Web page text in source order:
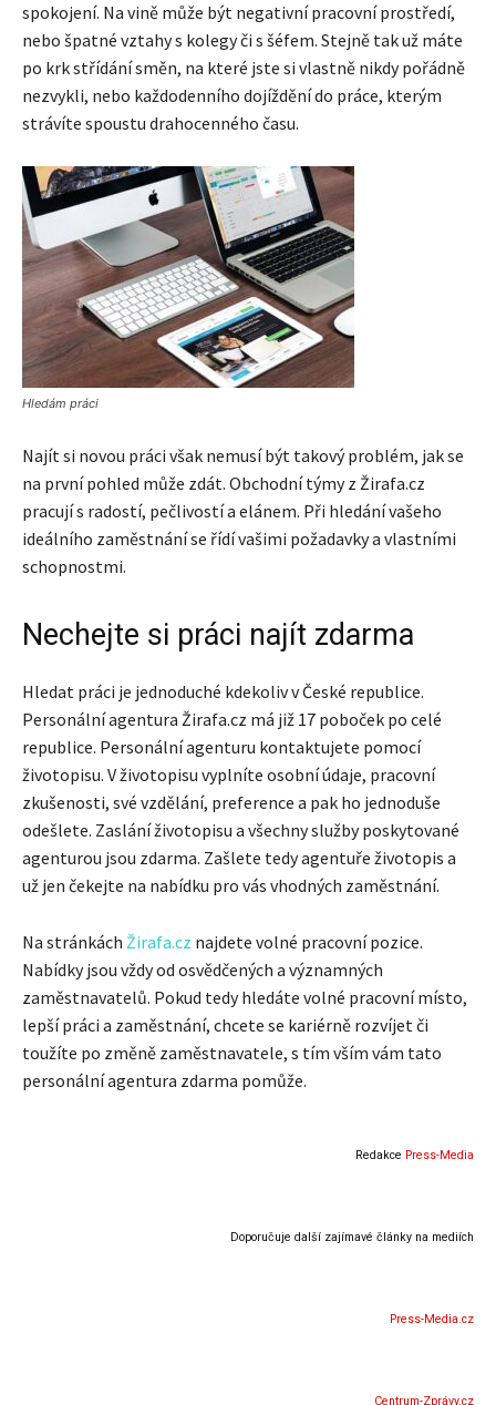
spokojení. Na vině může být negativní pracovní prostředí,
nebo špatné vztahy s kolegy či s šéfem. Stejně tak už máte
po krk střídání směn, na které jste si vlastně nikdy pořádně
nezvykli, nebo každodenního dojíždění do práce, kterým
strávíte spoustu drahocenného času.
Hledám práci
Najít si novou práci však nemusí být takový problém, jak se
na první pohled může zdát. Obchodní týmy z Žirafa.cz
pracují s radostí, pečlivostí a elánem. Při hledání vašeho
ideálního zaměstnání se řídí vašimi požadavky a vlastními
schopnostmi.
Nechejte si práci najít zdarma
Hledat práci je jednoduché kdekoliv v České republice.
Personální agentura Žirafa.cz má již 17 poboček po celé
republice. Personální agenturu kontaktujete pomocí
životopisu. V životopisu vyplníte osobní údaje, pracovní
zkušenosti, své vzdělání, preference a pak ho jednoduše
odešlete. Zaslání životopisu a všechny služby poskytované
agenturou jsou zdarma. Zašlete tedy agentuře životopis a
už jen čekejte na nabídku pro vás vhodných zaměstnání.
Na stránkách Žirafa.cz najdete volné pracovní pozice.
Nabídky jsou vždy od osvědčených a významných
zaměstnavatelů. Pokud tedy hledáte volné pracovní místo,
lepší práci a zaměstnání, chcete se kariérně rozvíjet či
toužíte po změně zaměstnavatele, s tím vším vám tato
personální agentura zdarma pomůže.
Redakce Press-Media
Doporučuje další zajímavé články na mediích
Press-Media.cz
Centrum-Zprávy.cz